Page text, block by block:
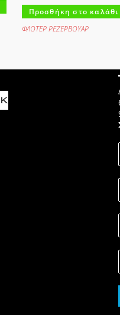
Προσθήκη στο καλάθι
ΦΛΟΤΕΡ ΡΕΖΕΡΒΟΥΑΡ